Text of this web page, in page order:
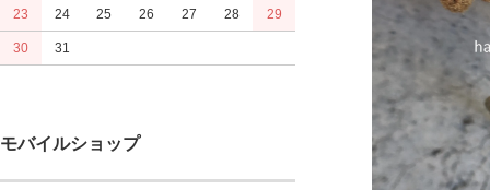
23 24 25 26 27 28 29
30 31
モバイルショップ